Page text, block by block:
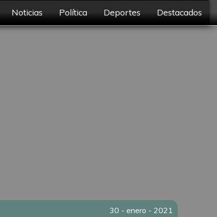
Noticias Política Deportes Destacados
30 - enero - 2021